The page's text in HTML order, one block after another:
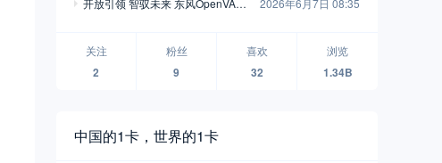
新标杆
开放引领 智驭未来 东风OpenVAN
2026年6月7日 08:35
关注
2
粉丝
9
喜欢
32
浏览
1.34B
中国的1卡，世界的1卡